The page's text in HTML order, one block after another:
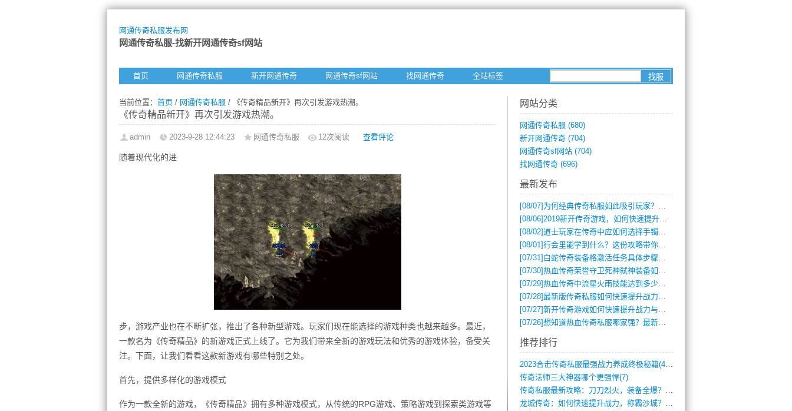
网通传奇私服发布网
网通传奇私服-找新开网通传奇sf网站
首页 网通传奇私服 新开网通传奇 网通传奇sf网站 找网通传奇 全站标签
当前位置： 首页 / 网通传奇私服 / 《传奇精品新开》再次引发游戏热潮。
《传奇精品新开》再次引发游戏热潮。
admin 2023-9-28 12:44:23 网通传奇私服 12次阅读 查看评论
随着现代化的进
步，游戏产业也在不断扩张，推出了各种新型游戏。玩家们现在能选择的游戏种类也越来越多。最近，
一款名为《传奇精品》的新游戏正式上线了。它为我们带来全新的游戏玩法和优秀的游戏体验，备受关
注。下面，让我们看看这款新游戏有哪些特别之处。
首先，提供多样化的游戏模式
作为一款全新的游戏，《传奇精品》拥有多种游戏模式，从传统的RPG游戏、策略游戏到探索类游戏等
网站分类
网通传奇私服 (680)
新开网通传奇 (704)
网通传奇sf网站 (704)
找网通传奇 (696)
最新发布
[08/07] 为何经典传奇私服如此吸引玩家？深度攻略解析
[08/06]2019新开传奇游戏，如何快速提升角色等级？
[08/02]道士玩家在传奇中应如何选择手镯装备？
[08/01]行会里能学到什么？这份攻略带你全掌握
[07/31] 白蛇传奇装备格激活任务具体步骤是什么？如何完成？
[07/30]热血传奇荣誉守卫死神弑神装备如何获取与佩戴攻略？
[07/29]热血传奇中流星火雨技能达到多少级可以开始练装备？
[07/28]最新版传奇私服如何快速提升战力与获取稀有装备？
[07/27]新开传奇游戏如何快速提升战力与获取稀有装备？
[07/26]想知道热血传奇私服哪家强？最新排行榜攻略全解析
推荐排行
2023合击传奇私服最强战力养成终极秘籍(428)
传奇法师三大神器哪个更强悍(7)
传奇私服最新攻略：刀刀烈火，装备全爆？攻(813)
龙城传奇：如何快速提升战力，称霸沙城？(802)